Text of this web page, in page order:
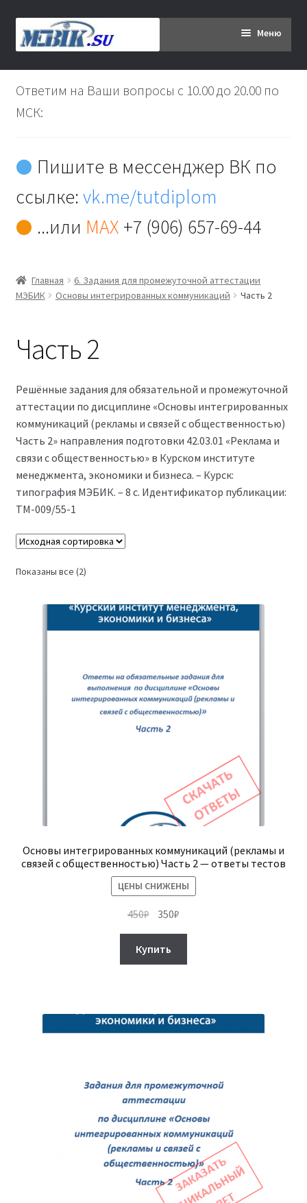
Перейти
к
Перейти
к
Меню
Главная
Дипломникам
Контакты
Оферта
Политика конфиденциальности
Студентам
09.04.03 Прикладная информатика (2,5 года)
38.03.04 Государственное и муниципальное
управление 5 лет
38.04.03 Управление персоналом 2,5 года
(Магистратура)
управление 2,5 года (Магистратура)
Ответим на Ваши вопросы с 10.00 до 20.00 по
МСК:
Пишите в мессенджер ВК по
ссылке:vk.me/tutdiplom
...или MAX +7 (906) 657-69-44
Главная
6. Задания для промежуточной аттестации
МЭБИК
Основы интегрированных коммуникаций Часть 2
Часть 2
Решённые задания для обязательной и промежуточной
аттестации по дисциплине «Основы интегрированных
коммуникаций (рекламы и связей с общественностью)
Часть 2» направления подготовки 42.03.01 «Реклама и
связи с общественностью» в Курском институте
менеджмента, экономики и бизнеса. – Курск:
типография МЭБИК. – 8 с. Идентификатор публикации:
ТМ-009/55-1
Показаны все (2)
Основы интегрированных коммуникаций (рекламы и
связей с общественностью) Часть 2 — ответы тестов
ЦЕНЫ СНИЖЕНЫ
450₽ Первоначальная
цена
составляла
450₽.
350₽
цена:
Купить